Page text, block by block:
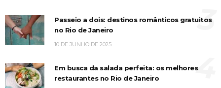
Passeio a dois: destinos românticos gratuitos
no Rio de Janeiro
10 DE JUNHO DE 2025
3
Em busca da salada perfeita: os melhores
restaurantes no Rio de Janeiro
4